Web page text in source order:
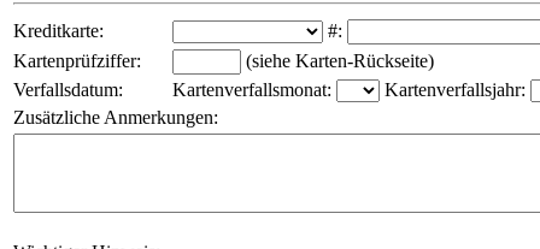
Kreditkarte:
#:
Kartenprüfziffer:
(siehe Karten-Rückseite)
Verfallsdatum:
Kartenverfallsmonat:
Kartenverfallsjahr:
Zusätzliche Anmerkungen: